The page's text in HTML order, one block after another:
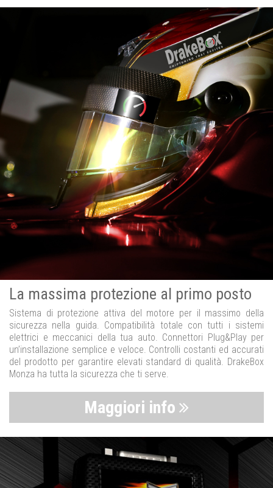
La massima protezione al primo posto
Sistema di protezione attiva del motore per il massimo della
sicurezza nella guida. Compatibilità totale con tutti i sistemi
elettrici e meccanici della tua auto. Connettori Plug&Play per
un’installazione semplice e veloce. Controlli costanti ed accurati
del prodotto per garantire elevati standard di qualità. DrakeBox
Monza ha tutta la sicurezza che ti serve.
Maggiori info